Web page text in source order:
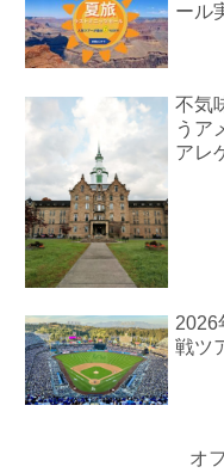
ール
不気
うア
アレ
2026
戦ツ
オ